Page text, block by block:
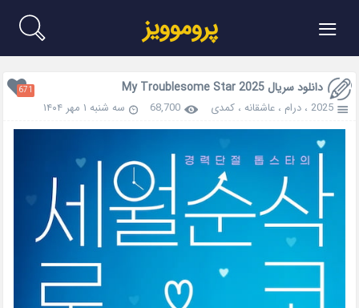
≡ پروموویز
دانلود سریال My Troublesome Star 2025 671
2025 ،درام ،عاشقانه ،کمدی 68,700 سه شنبه ۱ مهر ۱۴۰۴